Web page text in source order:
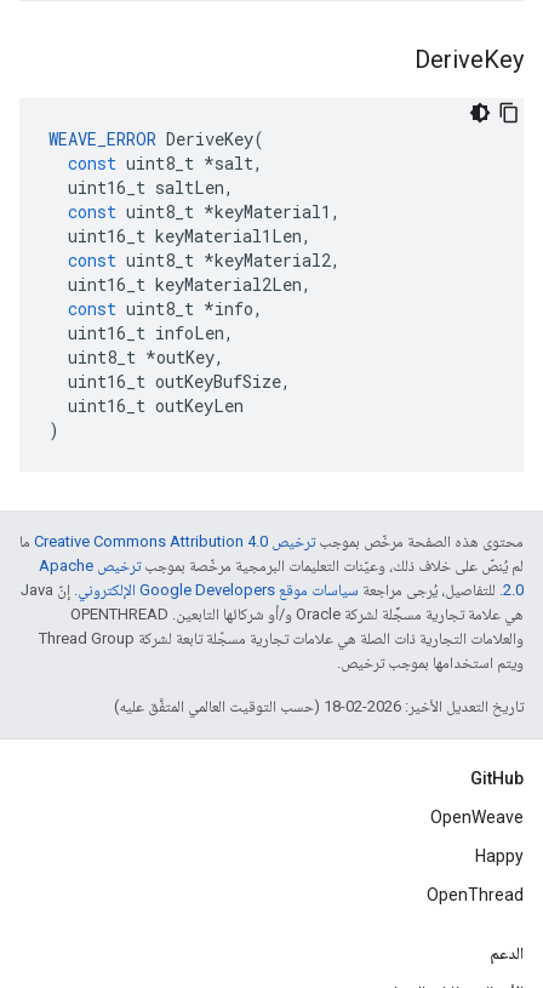
DeriveKey
WEAVE_ERROR DeriveKey(
const uint8_t *salt,
uint16_t saltLen,
const uint8_t *keyMaterial1 ,
uint16_t keyMaterial1Len,
const uint8_t *keyMaterial2,
uint16_t keyMaterial2Len,
const uint8_t *info,
uint16_t infoLen,
uint8_t *outKey,
uint16_t outKeyBufSize,
uint16_t outKeyLen
)
محتوى هذه الصفحة مرخّص بموجبترخيص Creative Commons Attribution 4.0‏
ما
لم يُنصّ على خلاف ذلك، وعيّنات التعليمات البرمجية مرخّصة بموجب
ترخيص Apache
2.0‏. للتفاصيل، يُرجى مراجعة سياسات موقع Google Developers الإلكتروني
. إنّ Java
هي علامة تجارية مسجَّلة لشركة Oracle و/أو شركائها التابعين. ‫OPENTHREAD
والعلامات التجارية ذات الصلة هي علامات تجارية مسجّلة تابعة لشركة Thread Group
ويتم استخدامها بموجب ترخيص.
تاريخ التعديل الأخير: 2026-02-18 (حسب التوقيت العالمي المتفَّق عليه)
GitHub
OpenWeave
Happy
OpenThread
الدعم